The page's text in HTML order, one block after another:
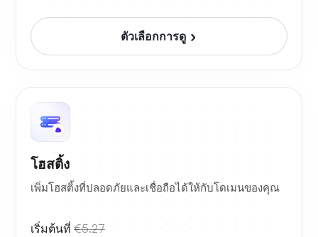
ตัวเลือกการดู
โฮสติ้ง
เพิ่มโฮสติ้งที่ปลอดภัยและเชื่อถือได้ให้กับโดเมนของคุณ
เริ่มต้นที่ €5.27